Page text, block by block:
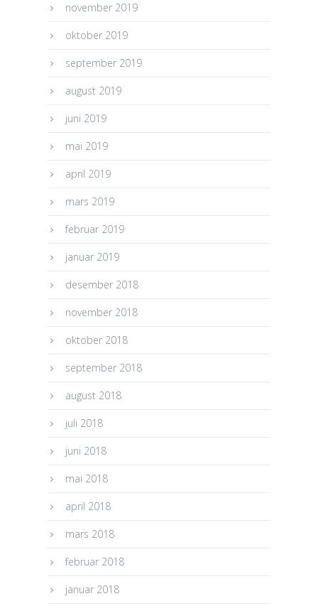
november 2019
oktober 2019
september 2019
august 2019
juni 2019
mai 2019
april 2019
mars 2019
februar 2019
januar 2019
desember 2018
november 2018
oktober 2018
september 2018
august 2018
juli 2018
juni 2018
mai 2018
april 2018
mars 2018
februar 2018
januar 2018